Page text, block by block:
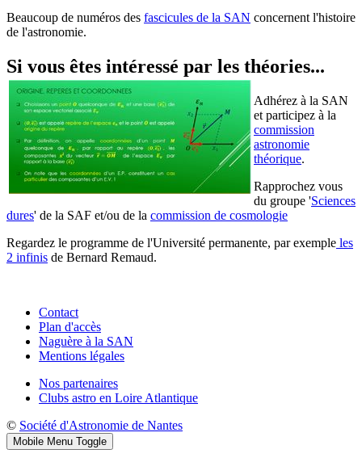
Beaucoup de numéros des fascicules de la SAN concernent l'histoire
de l'astronomie.
Si vous êtes intéressé par les théories...
Adhérez à la SAN
et participez à la
commission
astronomie
théorique.
Rapprochez vous
du groupe 'Sciences
dures' de la SAF et/ou de la commission de cosmologie
Regardez le programme de l'Université permanente, par exemple les
2 infinis de Bernard Remaud.
Contact
Plan d'accès
Naguère à la SAN
Mentions légales
Nos partenaires
Clubs astro en Loire Atlantique
© Société d'Astronomie de Nantes
Mobile Menu Toggle